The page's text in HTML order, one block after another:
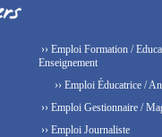
›› Emploi Formation /
Enseignement
›› Emploi Éducatrice /
›› Emploi Gestionnaire /
›› Emploi Journaliste